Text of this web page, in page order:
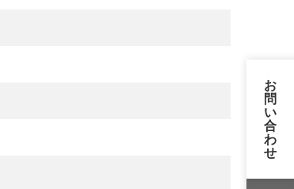
お
問
い
合
わ
せ